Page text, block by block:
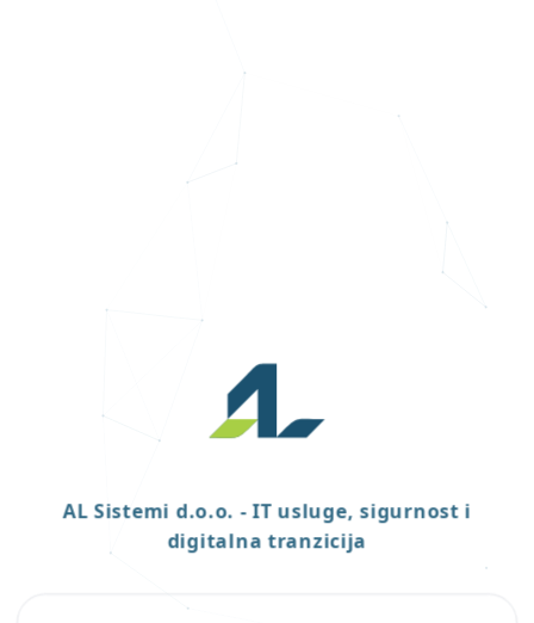
AL Sistemi d.o.o. - IT usluge, sigurnost i
digitalna tranzicija